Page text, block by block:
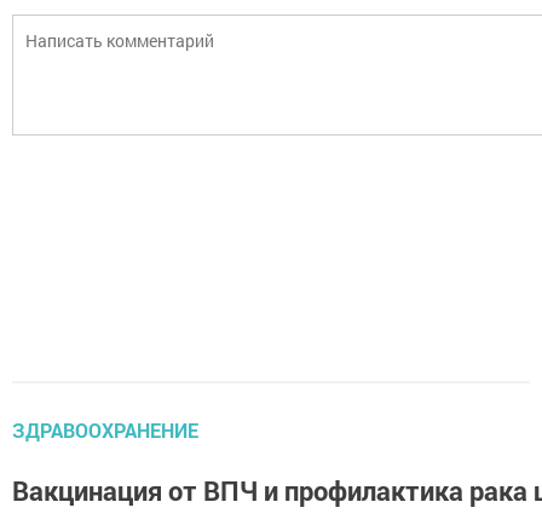
ЗДРАВООХРАНЕНИЕ
Вакцинация от ВПЧ и профилактика